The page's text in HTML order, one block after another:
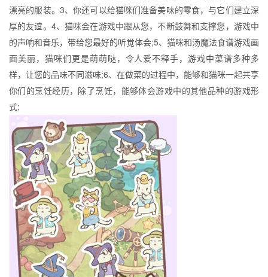
漂亮的服装。3、你还可以给猫咪们准备美味的零食，与它们建立深
厚的友谊。4、猫咪会在游戏中跟从您，不断鼓舞和支撑您，游戏中
的声响和音乐，带给您最好的听觉体会;5、猫咪和汤魔法食谱游戏画
面美丽，猫咪们更是萌萌哒，令人爱不释手，游戏中菜谱多种多
样，让您的品味不同滋味;6、在做菜的过程中，能够和猫咪一起共享
你们的烹饪经历，除了烹饪，能够体会游戏中的其他品种的游戏形
式;